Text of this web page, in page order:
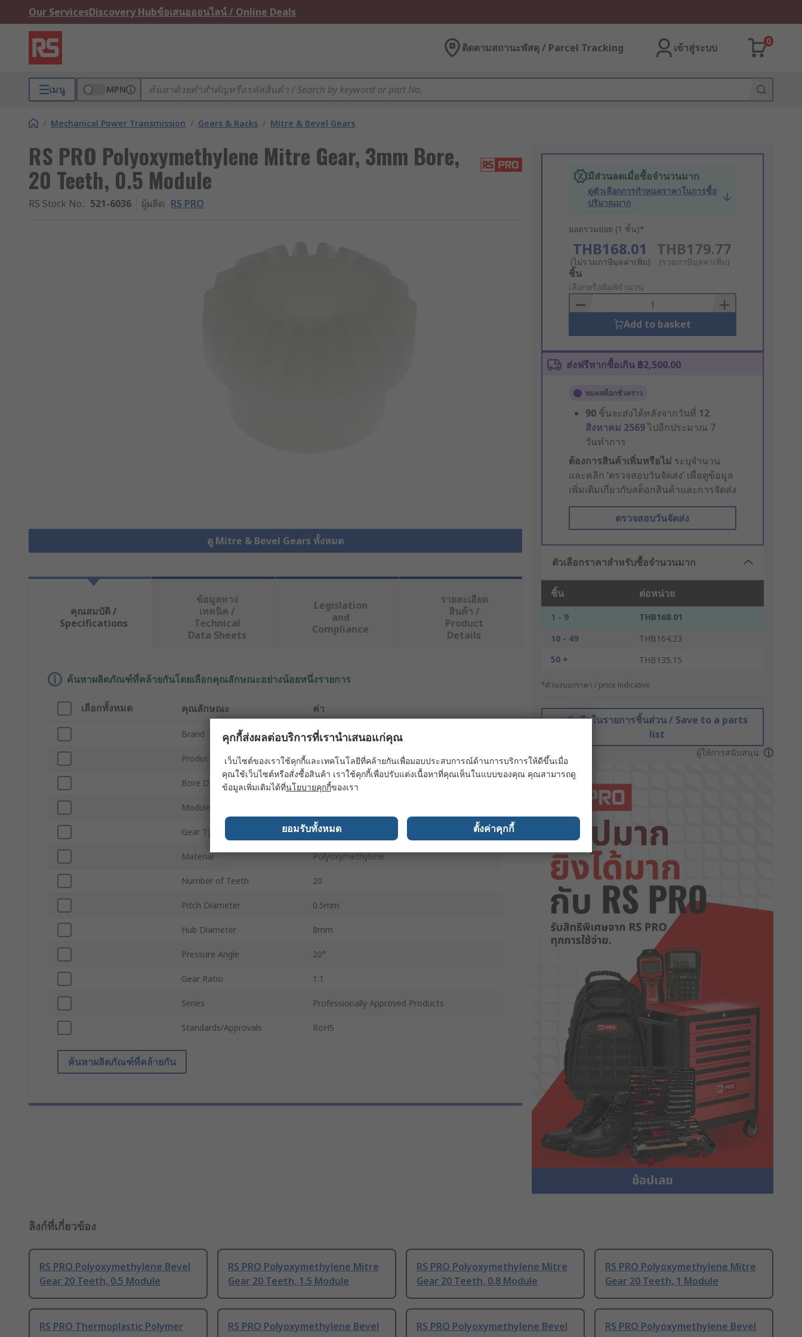
Our ServicesDiscovery Hubข้อเสนอออนไลน์ / Online Deals
ติดตามสถานะพัสดุ / Parcel Tracking เข้าสู่ระบบ
0
เมนู MPN
/ Mechanical Power Transmission / Gears & Racks / Mitre & Bevel Gears
RS PRO Polyoxymethylene Mitre Gear, 3mm Bore,
20 Teeth, 0.5 Module
RS Stock No.: 521-6036 ผู้ผลิต: RS PRO
ดู Mitre & Bevel Gears ทั้งหมด
มีส่วนลดเมื่อซื้อจำนวนมาก
ดูตัวเลือกการกำหนดราคาในการซื้อ
ปริมาณมาก
ยอดรวมย่อย (1 ชิ้น)*
THB168.01
(ไม่รวมภาษีมูลค่าเพิ่ม)
THB179.77
(รวมภาษีมูลค่าเพิ่ม)
Add
to
Basket
ชิ้น
เลือกหรือพิมพ์จำนวน
Add to basket
ส่งฟรีหากซื้อเกิน ฿2,500.00
หมดสต็อกชั่วคราว
90 ชิ้นจะส่งได้หลังจากวันที่ 12
สิงหาคม 2569ไปอีกประมาณ 7
วันทำการ
ต้องการสินค้าเพิ่มหรือไม่ ระบุจำนวน
และคลิก ‘ตรวจสอบวันจัดส่ง’ เพื่อดูข้อมูล
เพิ่มเติมเกี่ยวกับสต็อกสินค้าและการจัดส่ง
ตรวจสอบวันจัดส่ง
ตัวเลือกราคาสำหรับซื้อจำนวนมาก
ชิ้น ต่อหน่วย
1 - 9
THB168.01
10 - 49
THB164.23
50 +
THB135.15
*ตัวบ่งบอกราคา / price indicative
บันทึกในรายการชิ้นส่วน / Save to a parts
list
ผู้ให้การสนับสนุน
คุณสมบัติ /
Specifications
ข้อมูลทาง
เทคนิค /
Technical
Data Sheets
Legislation
and
Compliance
รายละเอียด
สินค้า /
Product
Details
ค้นหาผลิตภัณฑ์ที่คล้ายกันโดยเลือกคุณลักษณะอย่างน้อยหนึ่งรายการ
เลือกทั้งหมด คุณลักษณะ ค่า
Brand RS PRO
Product Type Mitre Gear
Bore Diameter 3mm
Module
Gear Type Mitre
Material Polyoxymethylene
Number of Teeth 20
Pitch Diameter 0.5mm
Hub Diameter 8mm
Pressure Angle 20°
Gear Ratio 1:1
Series Professionally Approved Products
Standards/Approvals RoHS
ค้นหาผลิตภัณฑ์ที่คล้ายกัน
ลิงก์ที่เกี่ยวข้อง
RS PRO Polyoxymethylene Bevel
Gear 20 Teeth, 0.5 Module
RS PRO Polyoxymethylene Mitre
Gear 20 Teeth, 1.5 Module
RS PRO Polyoxymethylene Mitre
Gear 20 Teeth, 0.8 Module
RS PRO Polyoxymethylene Mitre
Gear 20 Teeth, 1 Module
RS PRO Thermoplastic Polymer
RS PRO Polyoxymethylene Bevel
RS PRO Polyoxymethylene Bevel
RS PRO Polyoxymethylene Bevel
คุกกี้ส่งผลต่อบริการที่เรานำเสนอแก่คุณ
เว็บไซต์ของเราใช้คุกกี้และเทคโนโลยีที่คล้ายกันเพื่อมอบประสบการณ์ด้านการบริการให้ดีขึ้นเมื่อ
คุณใช้เว็บไซต์หรือสั่งซื้อสินค้า เราใช้คุกกี้เพื่อปรับแต่งเนื้อหาที่คุณเห็นในแบบของคุณ คุณสามารถดู
ข้อมูลเพิ่มเติมได้ที่นโยบายคุกกี้ของเรา
ยอมรับทั้งหมด ตั้งค่าคุกกี้